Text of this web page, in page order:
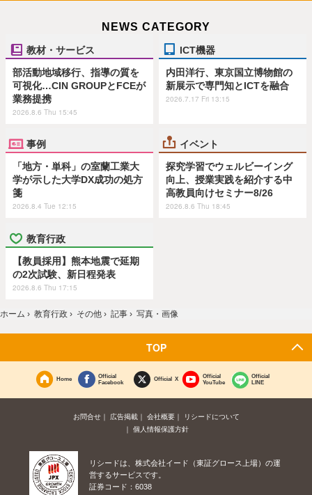
NEWS CATEGORY
教材・サービス
部活動地域移行、指導の質を
可視化…CIN GROUPとFCEが
業務提携
2026.8.6 Thu 15:45
ICT機器
内田洋行、東京国立博物館の
新展示で専門知とICTを融合
2026.7.17 Fri 13:15
事例
「地方・単科」の室蘭工業大
学が示した大学DX成功の処方
箋
2026.8.4 Tue 12:15
イベント
探究学習でウェルビーイング
向上、授業実践を紹介する中
高教員向けセミナー8/26
2026.8.6 Thu 18:45
教育行政
【教員採用】熊本地震で延期
の2次試験、新日程発表
2026.8.6 Thu 17:15
ホーム › 教育行政 › その他 › 記事 › 写真・画像
TOP
Home
Official
Facebook
Official X
Official
YouTube
Official
LINE
お問合せ 広告掲載 会社概要
リシードについて
個人情報保護方針
リシードは、株式会社イード（東証グロース上場）の運
営するサービスです。
証券コード：6038